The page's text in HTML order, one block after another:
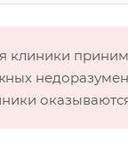
клиники